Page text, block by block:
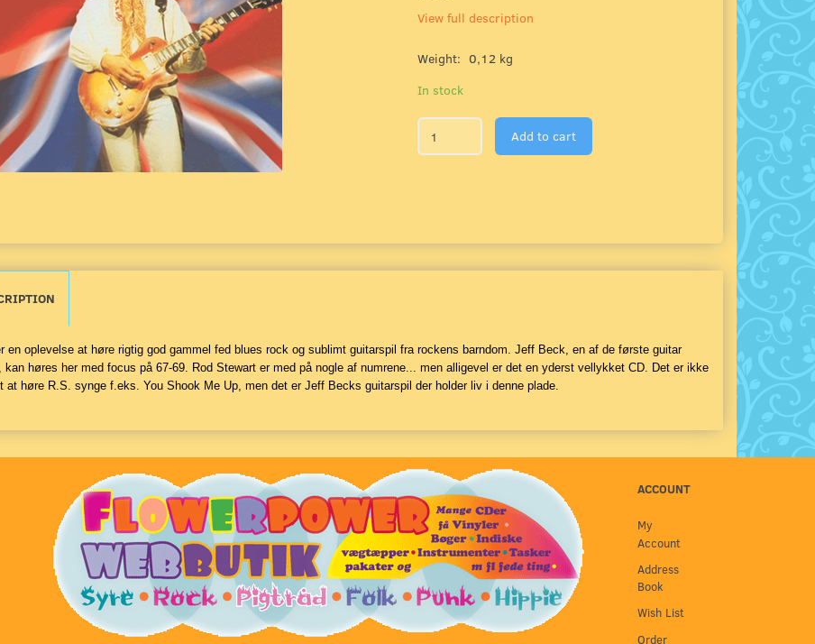
View full description
Weight: 0,12 kg
In stock
Add to cart
en oplevelse at høre rigtig god gammel fed blues rock og sublimt guitarspil fra rockens barndom. Jeff Beck, en af de første guitar
kan høres her med focus på 67-69. Rod Stewart er med på nogle af numrene... men alligevel er det en yderst vellykket CD. Det er ikke
høre R.S. synge f.eks. You Shook Me Up, men det er Jeff Becks guitarspil der holder liv i denne plade.
ACCOUNT
My
Account
Address
Book
Wish List
Order